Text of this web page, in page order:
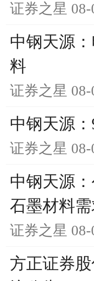
证券之星
中钢天源
料
证券之星
中钢天源
证券之星
中钢天源
石墨材料
证券之星
方正证券